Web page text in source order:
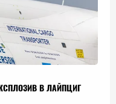
В ЛАЙПЦИГ